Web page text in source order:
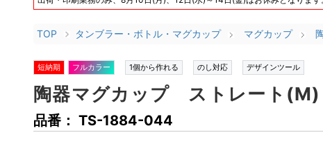
TOP タンブラー・ボトル・マグカップ マグカップ
短納期 フルカラー 1個から作れる のし対応 デザインツール
陶器マグカップ ストレート
品番： TS-1884-044